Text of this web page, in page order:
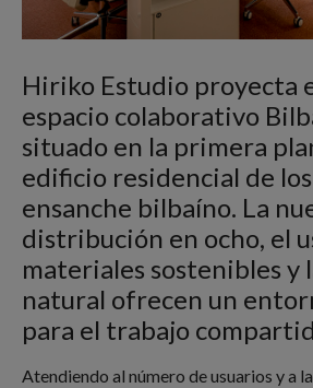
Hiriko Estudio proyecta
espacio colaborativo
situado en la primera
edificio residencial de
ensanche bilbaíno. La
distribución en ocho, el
materiales sostenibles y
natural ofrecen un
para el trabajo
Atendiendo al número de usuarios y a